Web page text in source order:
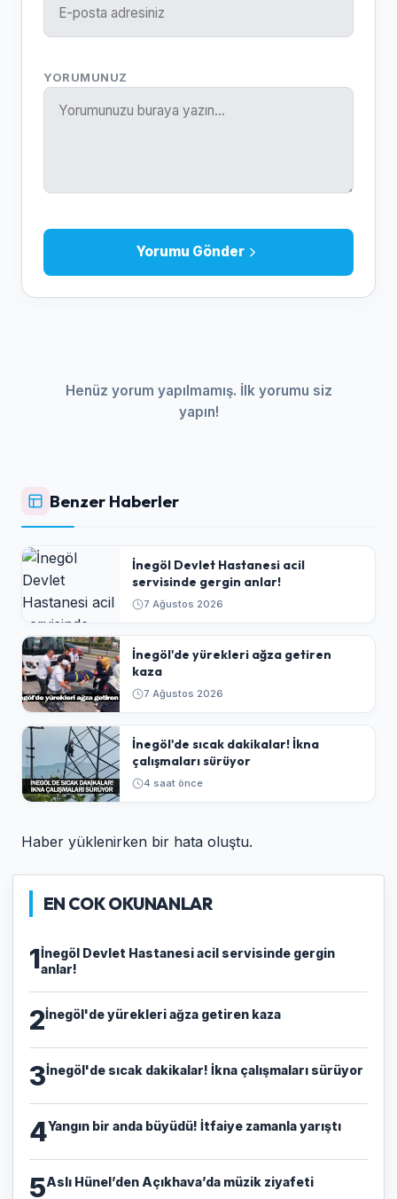
YORUMUNUZ
Yorumu Gönder
Henüz yorum yapılmamış. İlk yorumu siz
yapın!
Benzer Haberler
İnegöl Devlet Hastanesi acil
servisinde gergin anlar!
7 Ağustos 2026
İnegöl'de yürekleri ağza getiren
kaza
7 Ağustos 2026
İnegöl'de sıcak dakikalar! İkna
çalışmaları sürüyor
4 saat önce
Haber yüklenirken bir hata oluştu.
EN COK OKUNANLAR
1İnegöl Devlet Hastanesi acil servisinde gergin
anlar!
2İnegöl'de yürekleri ağza getiren kaza
3İnegöl'de sıcak dakikalar! İkna çalışmaları sürüyor
4Yangın bir anda büyüdü! İtfaiye zamanla yarıştı
5Aslı Hünel’den Açıkhava’da müzik ziyafeti